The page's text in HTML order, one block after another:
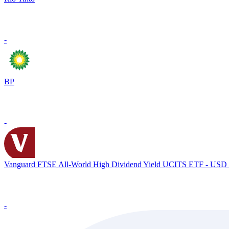
-
BP
-
Vanguard FTSE All-World High Dividend Yield UCITS ETF - USD
-